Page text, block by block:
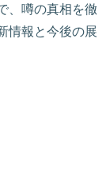
、噂の真相を徹
情報と今後の展